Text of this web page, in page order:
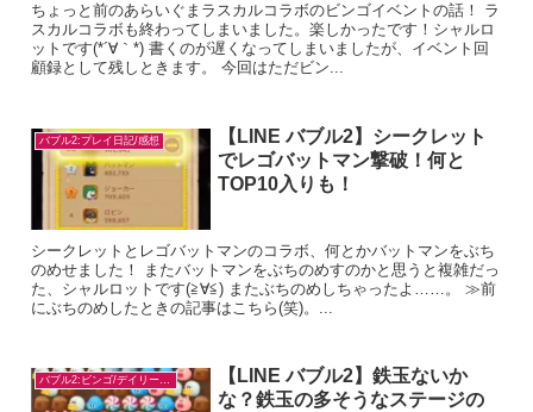
ちょっと前のあらいぐまラスカルコラボのビンゴイベントの話！ ラ
スカルコラボも終わってしまいました。楽しかったです！シャルロ
ットです(*´∀｀*) 書くのが遅くなってしまいましたが、イベント回
顧録として残しときます。 今回はただビン...
バブル2:プレイ日記/感想
【LINE バブル2】シークレット
でレゴバットマン撃破！何と
TOP10入りも！
シークレットとレゴバットマンのコラボ、何とかバットマンをぶち
のめせました！ またバットマンをぶちのめすのかと思うと複雑だっ
た、シャルロットです(≧∀≦) またぶちのめしちゃったよ……。 ≫前
にぶちのめしたときの記事はこちら(笑)。...
バブル2:ビンゴ/デイリー/お題対策
【LINE バブル2】鉄玉ないか
な？鉄玉の多そうなステージの